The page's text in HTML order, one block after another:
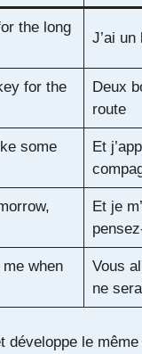
the long
J’ai
for the
Deux
route
some
Et
Et je
me when
Vous
ne
développe le